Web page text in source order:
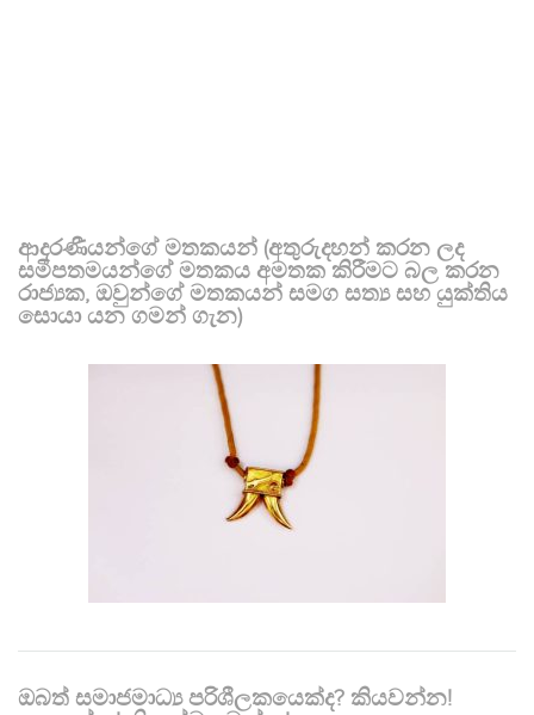
ආදරණීයන්ගේ මතකයන් (අතුරුදහන් කරන ලද
සමීපතමයන්ගේ මතකය අමතක කිරීමට බල කරන
රාජ්‍යක, ඔවුන්ගේ මතකයන් සමග සත්‍ය සහ යුක්තිය
සොයා යන ගමන් ගැන)
ඔබත් සමාජමාධ්‍ය පරිශීලකයෙක්ද? කියවන්න!